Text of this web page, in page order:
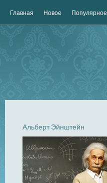
Главная Новое Популярное
Альберт Эйнштейн